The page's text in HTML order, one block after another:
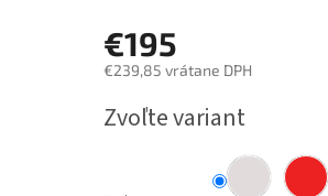
€195
€239,85 vrátane DPH
cena:
Zvoľte variant